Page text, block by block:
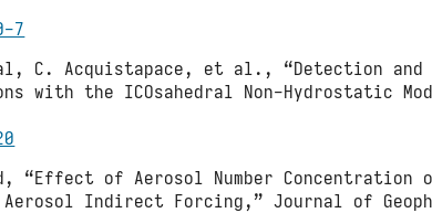
7
C. Acquistapace, et al., “Detection
with the ICOsahedral Non-Hydrostatic
of Aerosol Number Concentration
Indirect Forcing,” Journal of